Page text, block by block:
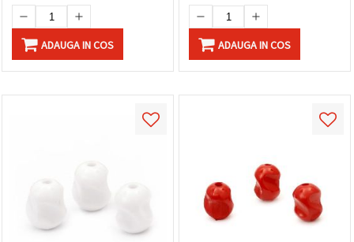
ADAUGA IN COS ADAUGA IN COS